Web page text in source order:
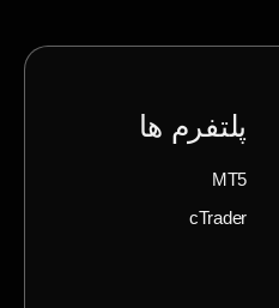
پلتفرم ها
MT5
cTrader